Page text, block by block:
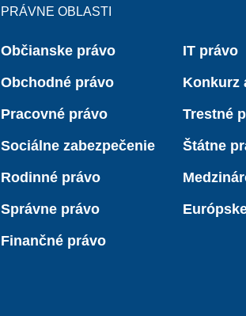
PRÁVNE OBLASTI
Občianske právo
Obchodné právo
Pracovné právo
Sociálne zabezpečenie
Rodinné právo
Správne právo
Finančné právo
IT právo
Konkurz
Trestné
Štátne